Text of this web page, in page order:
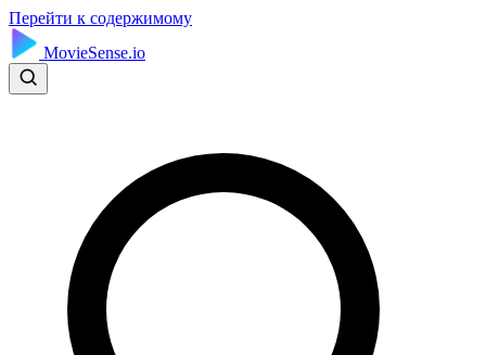
Перейти к содержимому
MovieSense.io